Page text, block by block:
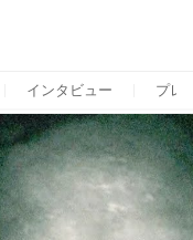
インタビュー プレ